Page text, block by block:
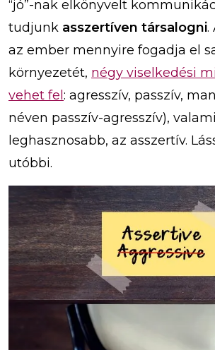
“jó”-nak elkönyvelt
tudjunk asszertíven társalogni.
az ember mennyire fogadja el
környezetét, négy viselkedési
vehet fel: agresszív, passzív,
néven passzív-agresszív),
leghasznosabb, az asszertív.
utóbbi.